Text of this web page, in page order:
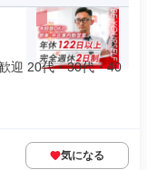
迎 20代・30代・40
気になる